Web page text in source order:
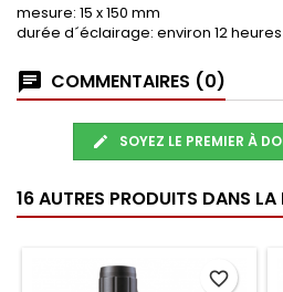
mesure: 15 x 150 mm
durée d´éclairage: environ 12 heures
COMMENTAIRES (0)
SOYEZ LE PREMIER À
16 AUTRES PRODUITS DANS
favorite_border